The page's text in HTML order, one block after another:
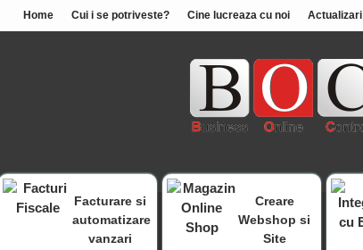
Home Cui i se potriveste? Cine lucreaza cu noi Actualizari
Facturare si
automatizare
vanzari
Creare
Webshop si
Site